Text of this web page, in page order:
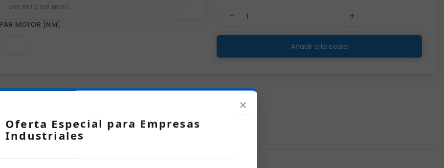
EUR NETO
PAR MOTOR [NM]
− +
Añadir a la cesta
×
Oferta Especial para Empresas
Industriales